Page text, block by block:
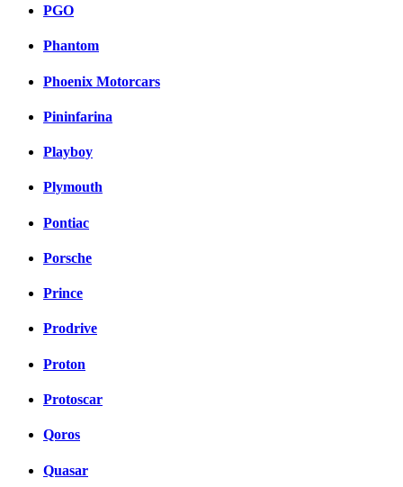
PGO
Phantom
Phoenix Motorcars
Pininfarina
Playboy
Plymouth
Pontiac
Porsche
Prince
Prodrive
Proton
Protoscar
Qoros
Quasar